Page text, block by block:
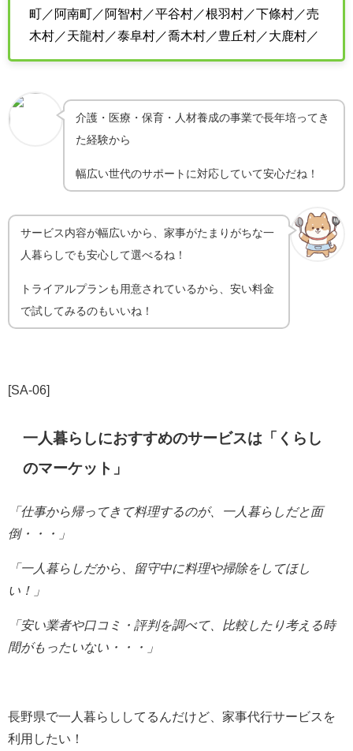
町／阿南町／阿智村／平谷村／根羽村／下條村／売
木村／天龍村／泰阜村／喬木村／豊丘村／大鹿村／
介護・医療・保育・人材養成の事業で長年培ってき
た経験から
幅広い世代のサポートに対応していて安心だね！
サービス内容が幅広いから、家事がたまりがちな一
人暮らしでも安心して選べるね！
トライアルプランも用意されているから、安い料金
で試してみるのもいいね！
[SA-06]
一人暮らしにおすすめのサービスは「くらし
のマーケット」
「仕事から帰ってきて料理するのが、一人暮らしだと面
倒・・・」
「一人暮らしだから、留守中に料理や掃除をしてほし
い！」
「安い業者や口コミ・評判を調べて、比較したり考える時
間がもったいない・・・」
長野県で一人暮らししてるんだけど、家事代行サービスを
利用したい！